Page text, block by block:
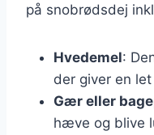
på snobrødsdej
Hvedemel:
der giver en
Gær eller
hæve og blive